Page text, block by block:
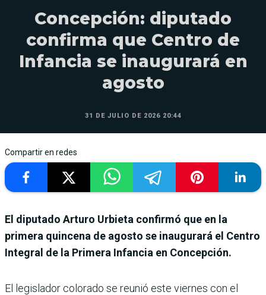
Concepción: diputado
confirma que Centro de
Infancia se inaugurará en
agosto
31 DE JULIO DE 2026 20:44
Compartir en redes
El diputado Arturo Urbieta confirmó que en la
primera quincena de agosto se inaugurará el Centro
Integral de la Primera Infancia en Concepción.
El legislador colorado se reunió este viernes con el